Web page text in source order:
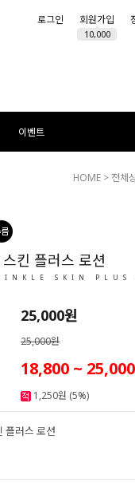
로그인 회원가입
10,000
이벤트
HOME > 전체
킨 플러스 로션
SKIN PLUS
25,000원
25,000원
18,800 ~ 25,000
1,250원 (5%)
플러스 로션